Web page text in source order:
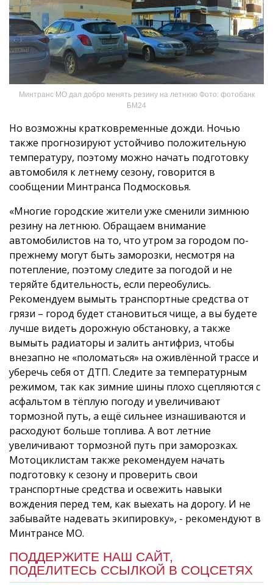
Минтранс МО дал добро менять резину на летнюю Фото: фотобанк
БМ24
Но возможны кратковременные дожди. Ночью
также прогнозируют устойчиво положительную
температуру, поэтому можно начать подготовку
автомобиля к летнему сезону, говорится в
сообщении Минтранса Подмосковья.
«Многие городские жители уже сменили зимнюю
резину на летнюю. Обращаем внимание
автомобилистов на то, что утром за городом по-
прежнему могут быть заморозки, несмотря на
потепление, поэтому следите за погодой и не
теряйте бдительность, если переобулись.
Рекомендуем вымыть транспортные средства от
грязи – город будет становиться чище, а вы будете
лучше видеть дорожную обстановку, а также
вымыть радиаторы и залить антифриз, чтобы
внезапно не «поломаться» на оживлённой трассе и
уберечь себя от ДТП. Следите за температурным
режимом, так как зимние шины плохо сцепляются с
асфальтом в тёплую погоду и увеличивают
тормозной путь, а ещё сильнее изнашиваются и
расходуют больше топлива. А вот летние
увеличивают тормозной путь при заморозках.
Мотоциклистам также рекомендуем начать
подготовку к сезону и проверить свои
транспортные средства и освежить навыки
вождения перед тем, как выехать на дорогу. И не
забывайте надевать экипировку», - рекомендуют в
Минтрансе МО.
ПОДДЕРЖИТЕ НАШ САЙТ,
ПОДЕЛИТЕСЬ ССЫЛКОЙ В СОЦСЕТЯХ